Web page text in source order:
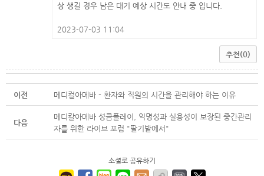
상 생길 경우 남은 대기 예상 시간도 안내 중 입니다.
2023-07-03 11:04
추천(0)
이전 메디컬아메바 - 환자와 직원의 시간을 관리해야 하는 이유
다음
메디칼아메바 성큼플레이, 익명성과 실용성이 보장된 중간관리
자를 위한 라이브 포럼 "딸기밭에서"
소셜로 공유하기